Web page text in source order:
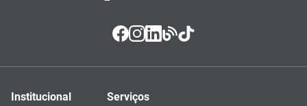
Institucional Serviços